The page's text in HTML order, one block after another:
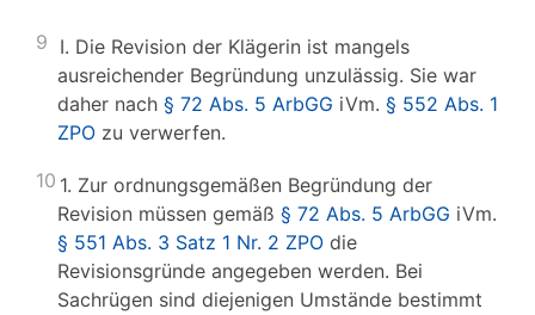
9 I. Die Revision der Klägerin ist mangels
ausreichender Begründung unzulässig. Sie war
daher nach § 72 Abs. 5 ArbGG iVm. § 552 Abs. 1
ZPO zu verwerfen.
10 1. Zur ordnungsgemäßen Begründung der
Revision müssen gemäß § 72 Abs. 5 ArbGG iVm.
§ 551 Abs. 3 Satz 1 Nr. 2 ZPO die
Revisionsgründe angegeben werden. Bei
Sachrügen sind diejenigen Umstände bestimmt